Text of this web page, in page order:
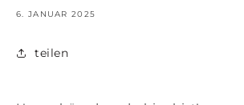
6. JANUAR 2025
teilen